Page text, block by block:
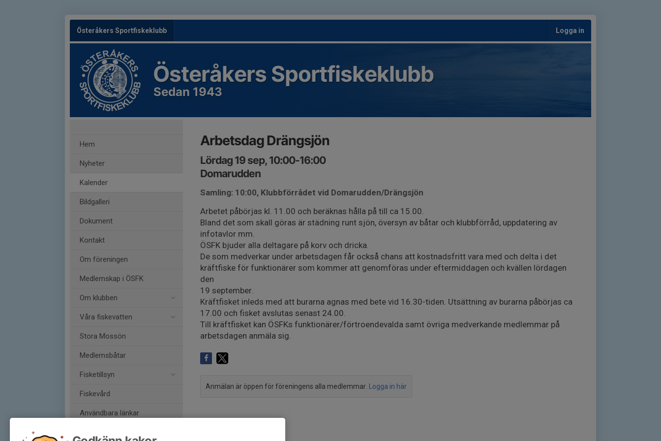
Österåkers Sportfiskeklubb Logga in
Österåkers Sportfiskeklubb
Sedan 1943
Hem
Nyheter
Kalender
Bildgalleri
Dokument
Kontakt
Om föreningen
Medlemskap i ÖSFK
Om klubben
Våra fiskevatten
Stora Mossön
Medlemsbåtar
Fisketillsyn
Fiskevård
Användbara länkar
Arbetsdag Drängsjön
Lördag 19 sep, 10:00-16:00
Domarudden
Samling: 10:00, Klubbförrådet vid Domarudden/Drängsjön
Arbetet påbörjas kl. 11.00 och beräknas hålla på till ca 15.00.
Bland det som skall göras är städning runt sjön, översyn av båtar och klubbförråd, uppdatering av
infotavlor mm.
ÖSFK bjuder alla deltagare på korv och dricka.
De som medverkar under arbetsdagen får också chans att kostnadsfritt vara med och delta i det
kräftfiske för funktionärer som kommer att genomföras under eftermiddagen och kvällen lördagen
den
19 september.
Kräftfisket inleds med att burarna agnas med bete vid 16.30-tiden. Utsättning av burarna påbörjas ca
17.00 och fisket avslutas senast 24.00.
Till kräftfisket kan ÖSFKs funktionärer/förtroendevalda samt övriga medverkande medlemmar på
arbetsdagen anmäla sig.
Anmälan är öppen för föreningens alla medlemmar. Logga in här